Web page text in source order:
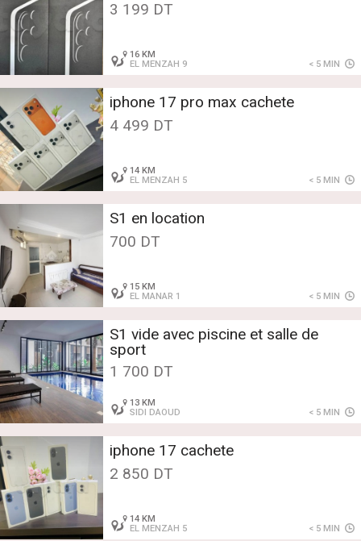
3 199 DT
16 KM
EL MENZAH 9
< 5 MIN
iphone 17 pro max cachete
4 499 DT
14 KM
EL MENZAH 5
< 5 MIN
S1 en location
700 DT
15 KM
EL MANAR 1
< 5 MIN
S1 vide avec piscine et salle de
sport
1 700 DT
13 KM
SIDI DAOUD
< 5 MIN
iphone 17 cachete
2 850 DT
14 KM
EL MENZAH 5
< 5 MIN